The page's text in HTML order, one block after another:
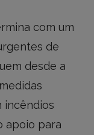
com um
de
desde a
incêndios
apoio para